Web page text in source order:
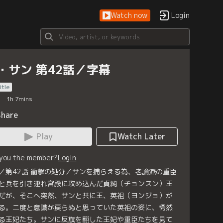
Watch now Login
サン 第42話／字幕
1h 7mins
Play
Watch Later
the member?Login
第42話 衝撃の処分／サンを捕らえる為、老論派の重臣
兵を引き連れ宮殿に攻め込んだ貞純（チョンスン）王
が、そこへ突然、サンと共に王、英祖（ヨンジョ）が
。二度と意識が戻らぬと思っていた英祖の姿に、愕然
王妃たち。サンに反旗を翻した王妃や重臣たちを見て